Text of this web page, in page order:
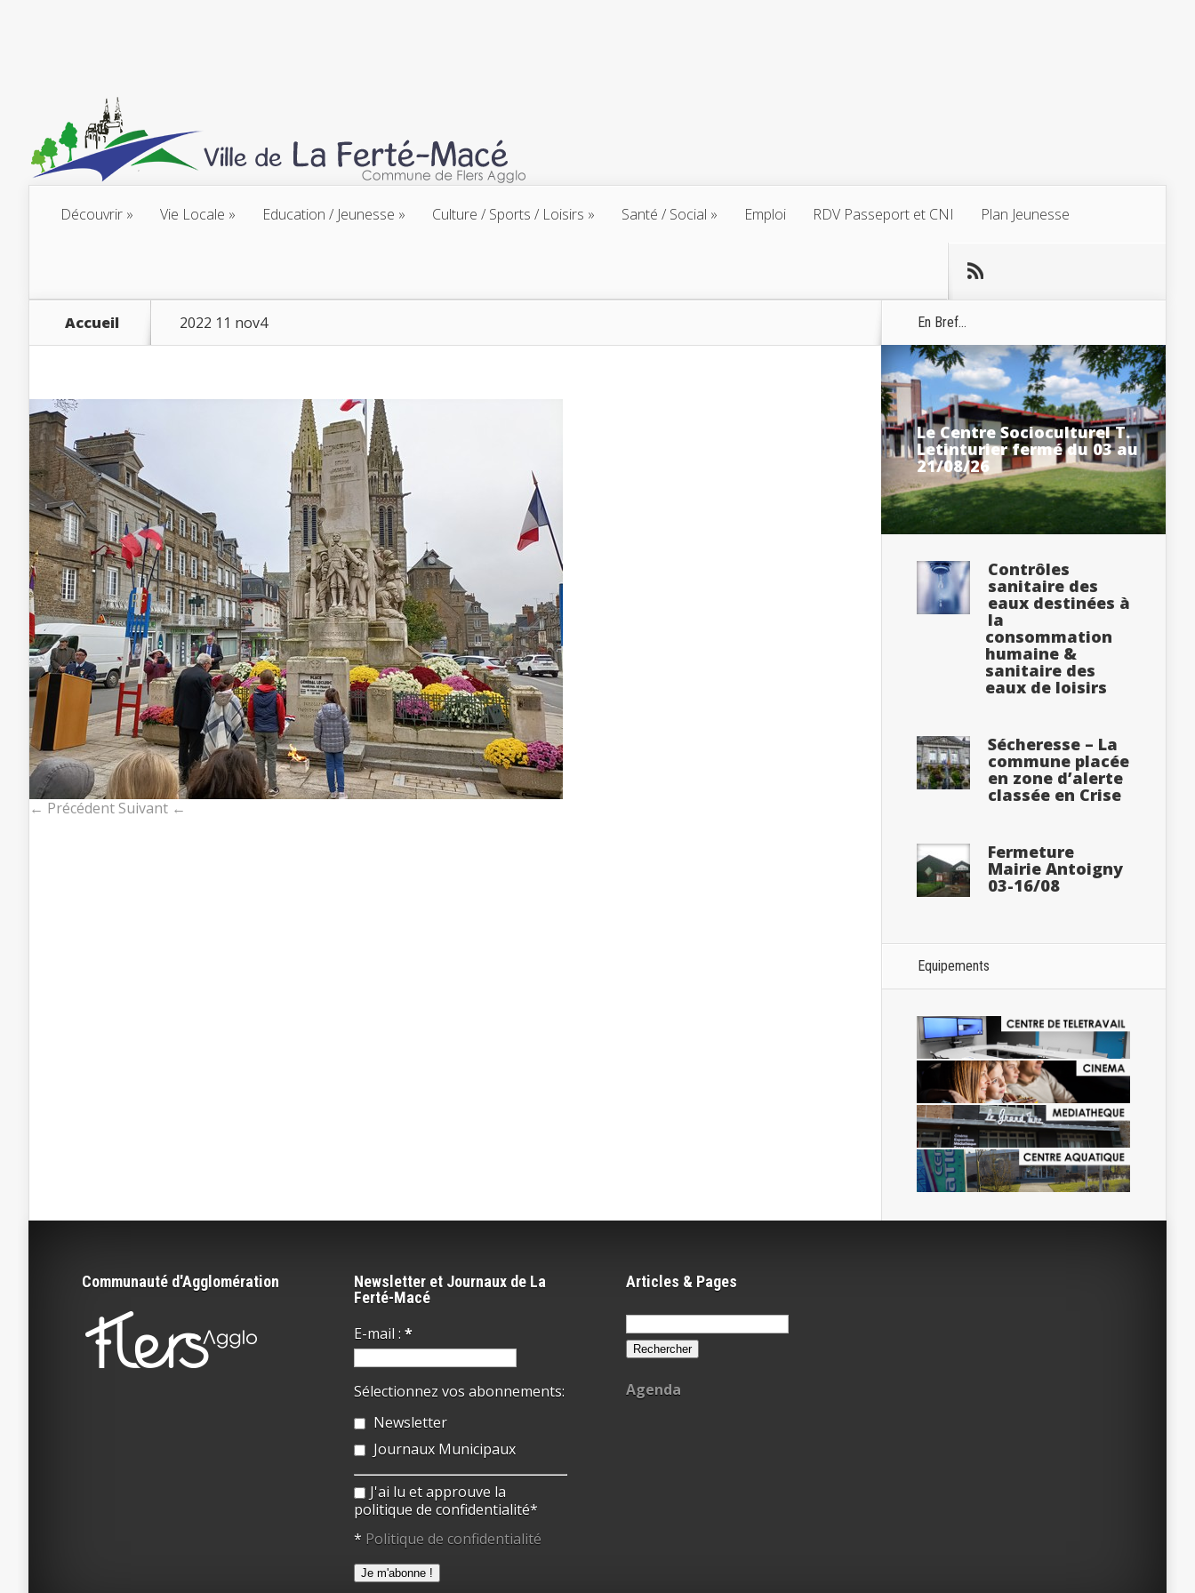
Découvrir Vie Locale Education / Jeunesse Culture / Sports / Loisirs Santé / Social Emploi RDV Passeport et CNI Plan Jeunesse
Accueil 2022 11 nov4
← Précédent Suivant ←
En Bref...
Le Centre Socioculturel T.
Letinturier fermé du 03 au
21/08/26
Contrôles
sanitaire des
eaux destinées à
la
consommation
humaine &
sanitaire des
eaux de loisirs
Sécheresse – La
commune placée
en zone d’alerte
classée en Crise
Fermeture
Mairie Antoigny
03-16/08
Equipements
Communauté d'Agglomération
Newsletter et Journaux de La
Ferté-Macé
E-mail : *
Sélectionnez vos abonnements:
Newsletter
Journaux Municipaux
J'ai lu et approuve la
politique de confidentialité*
* Politique de confidentialité
Articles & Pages
Rechercher :
Agenda